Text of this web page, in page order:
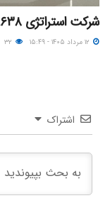
شرکت استراتژی ۱٬۶۳۸ بیت کوین فروخت!
اشتراک